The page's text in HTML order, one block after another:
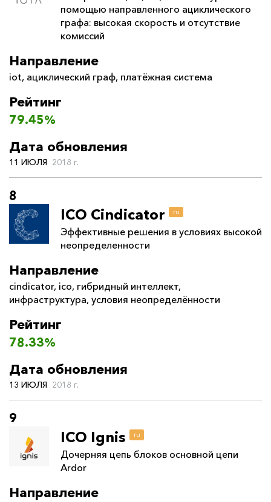
помощью направленного ациклического
графа: высокая скорость и отсутствие
комиссий
Направление
iot, ациклический граф, платёжная система
Рейтинг
79.45%
Дата обновления
11 ИЮЛЯ 2018 г.
8
ICO Cindicator ru
Эффективные решения в условиях высокой
неопределенности
Направление
cindicator, ico, гибридный интеллект,
инфраструктура, условия неопределённости
Рейтинг
78.33%
Дата обновления
13 ИЮЛЯ 2018 г.
9
ICO Ignis ru
Дочерняя цепь блоков основной цепи
Ardor
Направление